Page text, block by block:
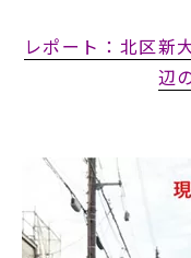
レポート：北区新
辺